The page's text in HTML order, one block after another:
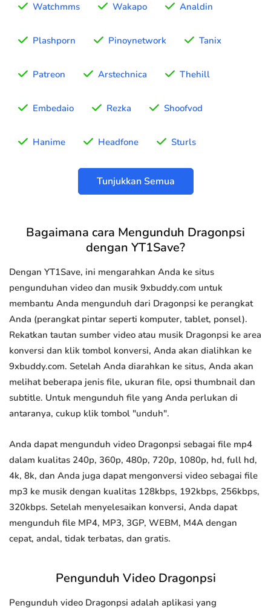
Watchmms Wakapo Analdin
Plashporn Pinoynetwork Tanix
Patreon Arstechnica Thehill
Embedaio Rezka Shoofvod
Hanime Headfone Sturls
Tunjukkan Semua
Bagaimana cara Mengunduh Dragonpsi
dengan YT1Save?
Dengan YT1Save, ini mengarahkan Anda ke situs
pengunduhan video dan musik 9xbuddy.com untuk
membantu Anda mengunduh dari Dragonpsi ke perangkat
Anda (perangkat pintar seperti komputer, tablet, ponsel).
Rekatkan tautan sumber video atau musik Dragonpsi ke area
konversi dan klik tombol konversi, Anda akan dialihkan ke
9xbuddy.com. Setelah Anda diarahkan ke situs, Anda akan
melihat beberapa jenis file, ukuran file, opsi thumbnail dan
subtitle. Untuk mengunduh file yang Anda perlukan di
antaranya, cukup klik tombol "unduh".
Anda dapat mengunduh video Dragonpsi sebagai file mp4
dalam kualitas 240p, 360p, 480p, 720p, 1080p, hd, full hd,
4k, 8k, dan Anda juga dapat mengonversi video sebagai file
mp3 ke musik dengan kualitas 128kbps, 192kbps, 256kbps,
320kbps. Setelah menyelesaikan konversi, Anda dapat
mengunduh file MP4, MP3, 3GP, WEBM, M4A dengan
cepat, andal, tidak terbatas, dan gratis.
Pengunduh Video Dragonpsi
Pengunduh video Dragonpsi adalah aplikasi yang